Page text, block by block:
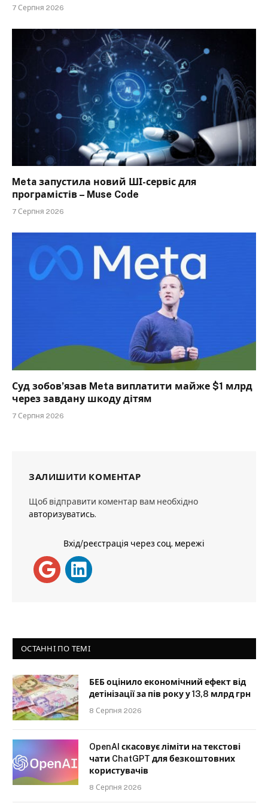
7 Серпня 2026
Meta запустила новий ШІ-сервіс для
програмістів – Muse Code
7 Серпня 2026
Суд зобов’язав Meta виплатити майже $1 млрд
через завдану шкоду дітям
7 Серпня 2026
ЗАЛИШИТИ КОМЕНТАР
Щоб відправити коментар вам необхідно
авторизуватись.
Вхід/реєстрація через соц. мережі
ОСТАННІ ПО ТЕМІ
БЕБ оцінило економічний ефект від
детінізації за пів року у 13,8 млрд грн
8 Серпня 2026
OpenAI скасовує ліміти на текстові
чати ChatGPT для безкоштовних
користувачів
8 Серпня 2026